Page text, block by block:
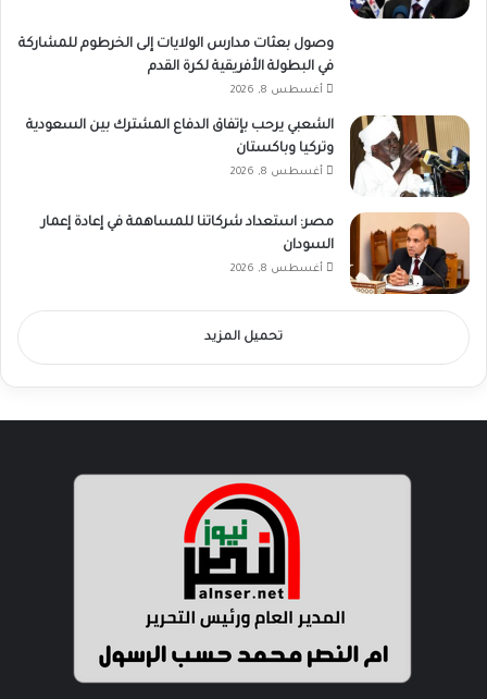
وصول بعثات مدارس الولايات إلى الخرطوم للمشاركة
في البطولة الأفريقية لكرة القدم
أغسطس 8, 2026
الشعبي يرحب بإتفاق الدفاع المشترك بين السعودية
وتركيا وباكستان
أغسطس 8, 2026
مصر: استعداد شركاتنا للمساهمة في إعادة إعمار
السودان
أغسطس 8, 2026
تحميل المزيد